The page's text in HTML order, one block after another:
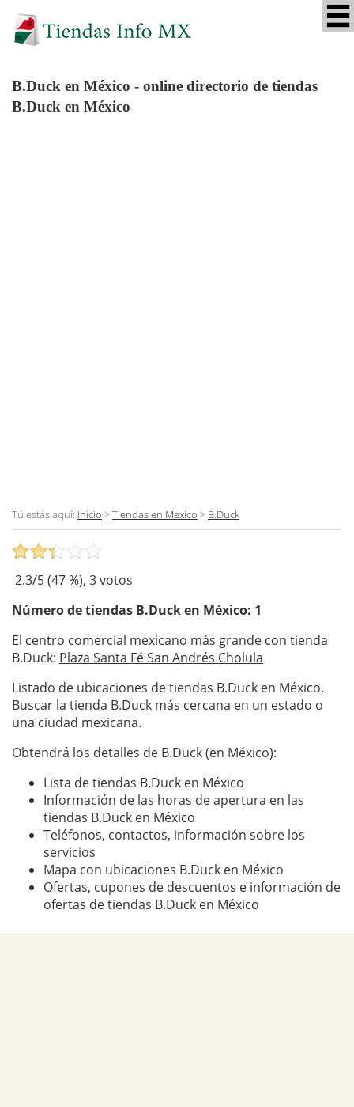
B.Duck en México - online directorio de tiendas
B.Duck en México
Tú estás aquí: Inicio >Tiendas en Mexico > B.Duck
2.3/5 (47%), 3votos
Número de tiendas B.Ducken México: 1
El centro comercial mexicano más grande con tienda
B.Duck: Plaza Santa Fé San Andrés Cholula
Listado de ubicaciones de tiendas B.Duck en México.
Buscar la tienda B.Duck más cercana en un estado o
una ciudad mexicana.
Obtendrá los detalles de B.Duck (en México):
Lista de tiendas B.Duck en México
Información de las horas de apertura en las
tiendas B.Duck en México
Teléfonos, contactos, información sobre los
servicios
Mapa con ubicaciones B.Duck en México
Ofertas, cupones de descuentos e información de
ofertas de tiendas B.Duck en México